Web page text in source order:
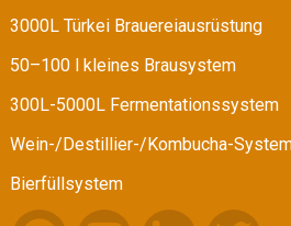
3000L Türkei Brauereiausrüstung
50–100 l kleines Brausystem
300L-5000L Fermentationssystem
Wein-/Destillier-/Kombucha-
Bierfüllsystem